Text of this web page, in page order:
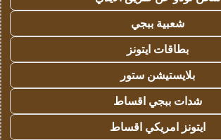
شعبية ببجي
بطاقات ايتونز
بلايستيشن ستور
شدات ببجي اقساط
ايتونز امريكي اقساط